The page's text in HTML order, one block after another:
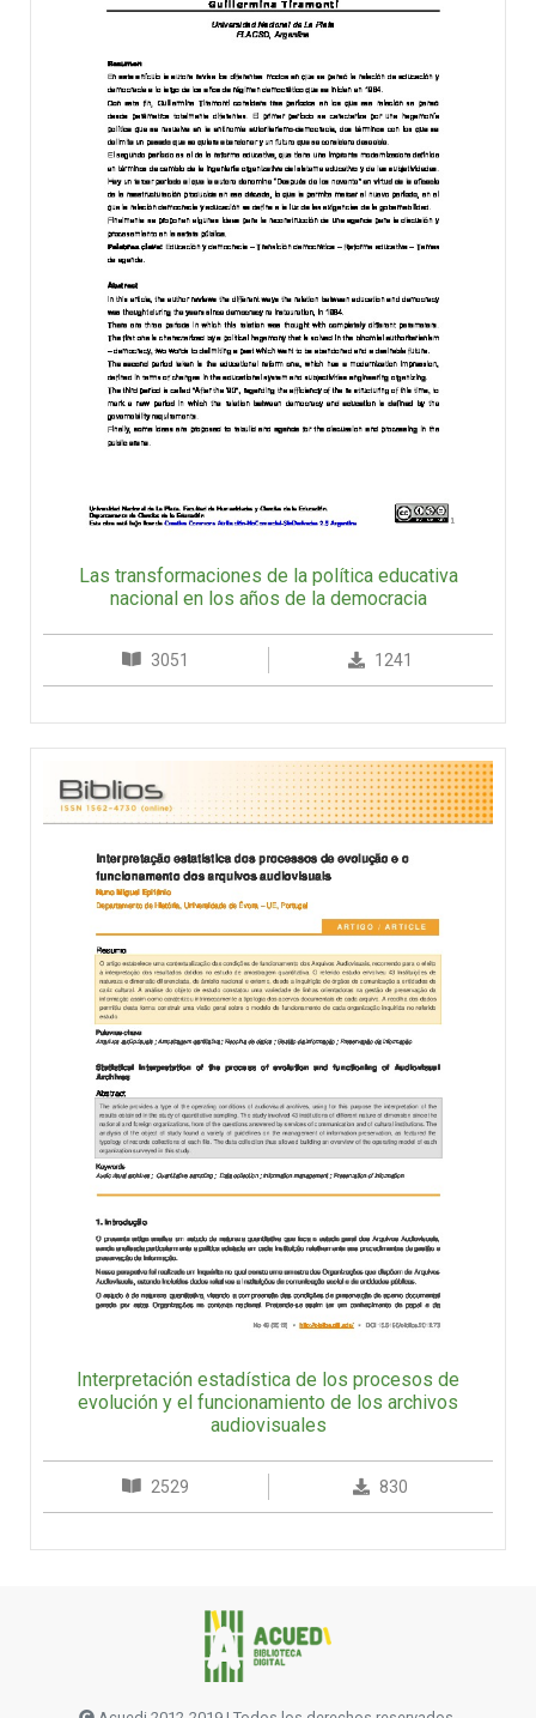
Las transformaciones de la política educativa
nacional en los años de la democracia
3051 1241
Interpretación estadística de los procesos de
evolución y el funcionamiento de los archivos
audiovisuales
2529 830